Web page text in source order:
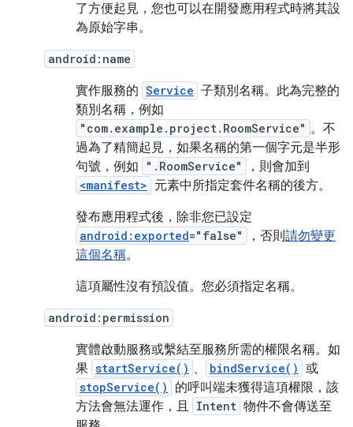
了方便起見，您也可以在開發應用程式時將其設
為原始字串。
android:name
實作服務的 Service 子類別名稱。此為完整的
類別名稱，例如
"com.example.project.RoomService" 。不
過為了精簡起見，如果名稱的第一個字元是半形
句號，例如
".RoomService" ，則會加到
<manifest> 元素中所指定套件名稱的後方。
發布應用程式後，除非您已設定
android:exported="false" ，否則請勿變更
這個名稱。
這項屬性沒有預設值。您必須指定名稱。
android:permission
實體啟動服務或繫結至服務所需的權限名稱。如
果 startService() 、 bindService() 或
stopService()
的呼叫端未獲得這項權限，該
方法會無法運作，且 Intent 物件不會傳送至